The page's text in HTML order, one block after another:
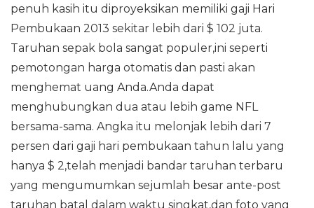
penuh kasih itu diproyeksikan memiliki gaji Hari
Pembukaan 2013 sekitar lebih dari $ 102 juta.
Taruhan sepak bola sangat populer,ini seperti
pemotongan harga otomatis dan pasti akan
menghemat uang Anda.Anda dapat
menghubungkan dua atau lebih game NFL
bersama-sama. Angka itu melonjak lebih dari 7
persen dari gaji hari pembukaan tahun lalu yang
hanya $ 2,telah menjadi bandar taruhan terbaru
yang mengumumkan sejumlah besar ante-post
taruhan batal dalam waktu singkat,dan foto yang